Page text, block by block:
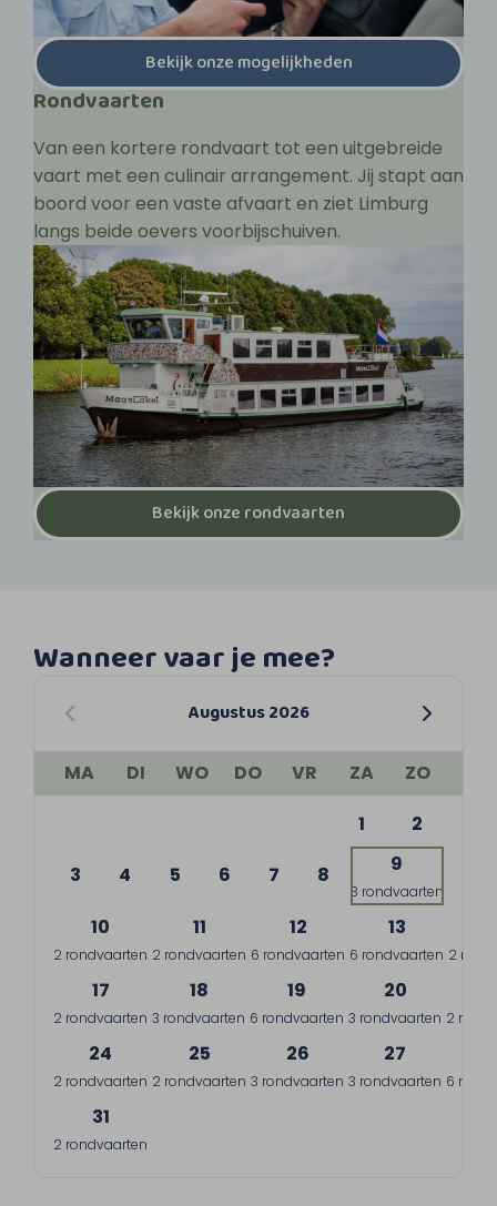
Bekijk onze mogelijkheden
Rondvaarten
Van een kortere rondvaart tot een uitgebreide
vaart met een culinair arrangement. Jij stapt aan
boord voor een vaste afvaart en ziet Limburg
langs beide oevers voorbijschuiven.
Bekijk onze rondvaarten
Wanneer vaar je mee?
Augustus 2026
MA DI WO DO VR ZA
ZO
1
2
3 4 5 6 7 8 9
3 rondvaarten
10
2 rondvaarten
11
2 rondvaarten
12
6 rondvaarten
13
6 rondvaarten 2
17
2 rondvaarten
18
3 rondvaarten
19
6 rondvaarten
20
3 rondvaarten 2
24
2 rondvaarten
25
2 rondvaarten
26
3 rondvaarten
27
3 rondvaarten 6
31
2 rondvaarten